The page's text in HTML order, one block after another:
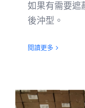
如果有需要遮
後沖型。
閱讀更多